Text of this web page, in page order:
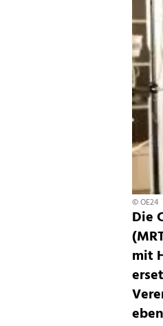
© OE24
Die
mit